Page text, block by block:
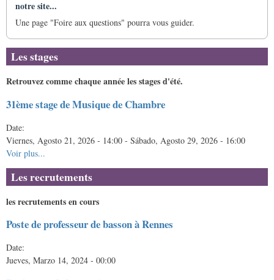
notre site...
Une page "Foire aux questions" pourra vous guider.
Les stages
Retrouvez comme chaque année les stages d'été.
31ème stage de Musique de Chambre
Date:
Viernes, Agosto 21, 2026 - 14:00 - Sábado, Agosto 29, 2026 - 16:00
Voir plus...
Les recrutements
les recrutements en cours
Poste de professeur de basson à Rennes
Date:
Jueves, Marzo 14, 2024 - 00:00